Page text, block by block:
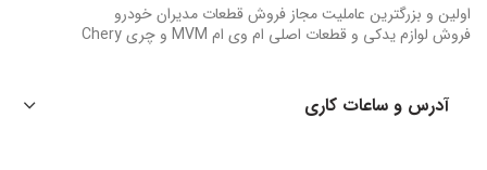
اولین و بزرگترین عاملیت مجاز فروش قطعات مدیران خودرو
فروش لوازم یدکی و قطعات اصلی ام وی ام MVM و چری Chery
آدرس و ساعات کاری